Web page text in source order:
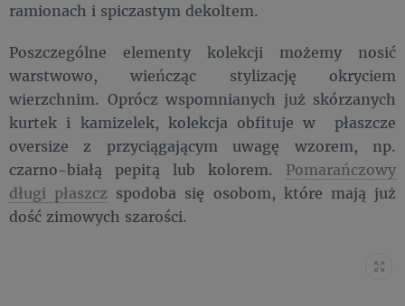
ramionach i spiczastym dekoltem.
Poszczególne elementy kolekcji możemy nosić
warstwowo, wieńcząc stylizację okryciem
wierzchnim. Oprócz wspomnianych już skórzanych
kurtek i kamizelek, kolekcja obfituje w płaszcze
oversize z przyciągającym uwagę wzorem, np.
czarno-białą pepitą lub kolorem. Pomarańczowy
długi płaszcz spodoba się osobom, które mają już
dość zimowych szarości.